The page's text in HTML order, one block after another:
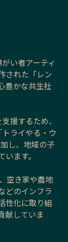
い者アーティ
された「レン
豊かな共生社
援するため、
ライやる・ウ
し、地域の子
ます。
空き家や農地
どのインフラ
性化に取り組
献していま